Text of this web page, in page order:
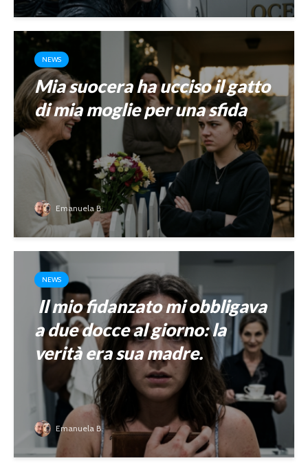
NEWS
Mia suocera ha ucciso il gatto
di mia moglie per una sfida
Emanuela B.
NEWS
Il mio fidanzato mi obbligava
a due docce al giorno: la
verità era sua madre.
Emanuela B.